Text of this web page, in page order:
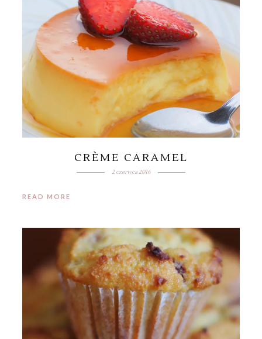
CRÈME CARAMEL
2 czerwca 2016
READ MORE